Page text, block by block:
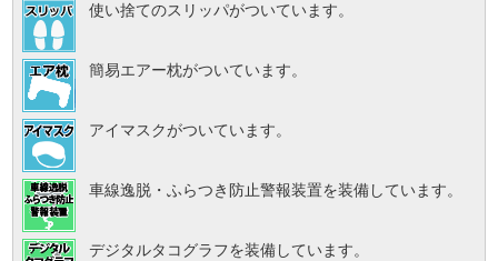
使い捨てのスリッパがついています。
簡易エアー枕がついています。
アイマスクがついています。
車線逸脱・ふらつき防止警報装置を装備しています。
デジタルタコグラフを装備しています。